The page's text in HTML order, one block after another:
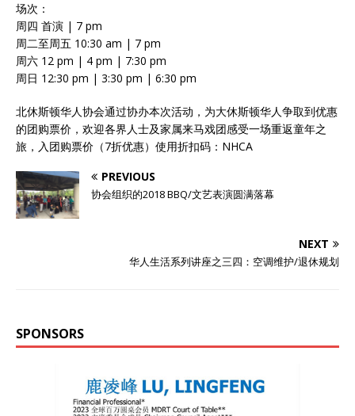
场次：
周四 首演 | 7 pm
周二至周五 10:30 am | 7 pm
周六 12 pm | 4 pm | 7:30 pm
周日 12:30 pm | 3:30 pm | 6:30 pm
北休斯顿华人协会通过协办本次活动，为大休斯顿华人争取到优惠
的团购票价，欢迎各界人士及家属来马戏团感受一场重返童年之
旅，入团购票价（7折优惠）使用折扣码：NHCA
PREVIOUS
协会组织的2018 BBQ/文艺表演圆满落幕
NEXT
华人生活系列讲座之三四：空调维护/退休规划
SPONSORS